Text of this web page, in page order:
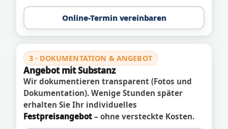
Online-Termin vereinbaren
3 · DOKUMENTATION & ANGEBOT
Angebot mit Substanz
Wir dokumentieren transparent (Fotos und
Dokumentation). Wenige Stunden später
erhalten Sie Ihr individuelles
Festpreisangebot – ohne versteckte Kosten.